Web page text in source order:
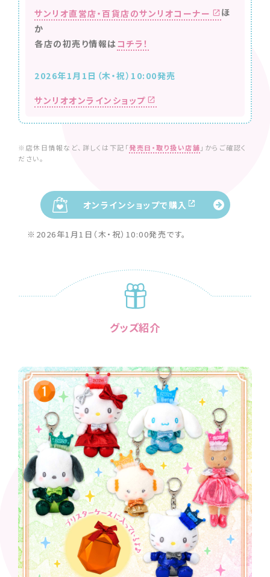
サンリオ直営店・百貨店のサンリオコーナー
ほ
か
各店の初売り情報は コチラ！
2026年1月1日（木・祝）10:00発売
サンリオオンラインショップ
※店休日情報など、詳しくは下記「発売日・取り扱い店舗 」からご確認く
ださい。
オンラインショップで購入
※2026年1月1日（木・祝）10:00発売です。
グッズ紹介